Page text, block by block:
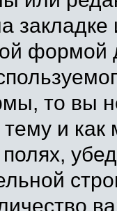
формой
то вы
и